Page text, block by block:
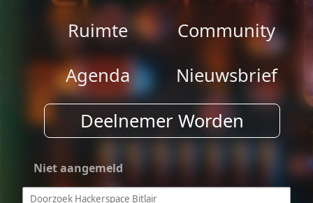
Ruimte
Community
Agenda
Nieuwsbrief
Deelnemer Worden
Niet aangemeld